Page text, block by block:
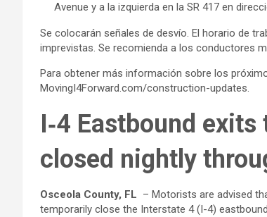
Avenue y a la izquierda en la SR 417 en
Se colocarán señales de desvío. El horario de
imprevistas. Se recomienda a los conductores
Para obtener más información sobre los
MovingI4Forward.com/construction-updates.
I‑4 Eastbound
closed nightly
Osceola County, FL – Motorists are advised
temporarily close the Interstate 4 (I-4)